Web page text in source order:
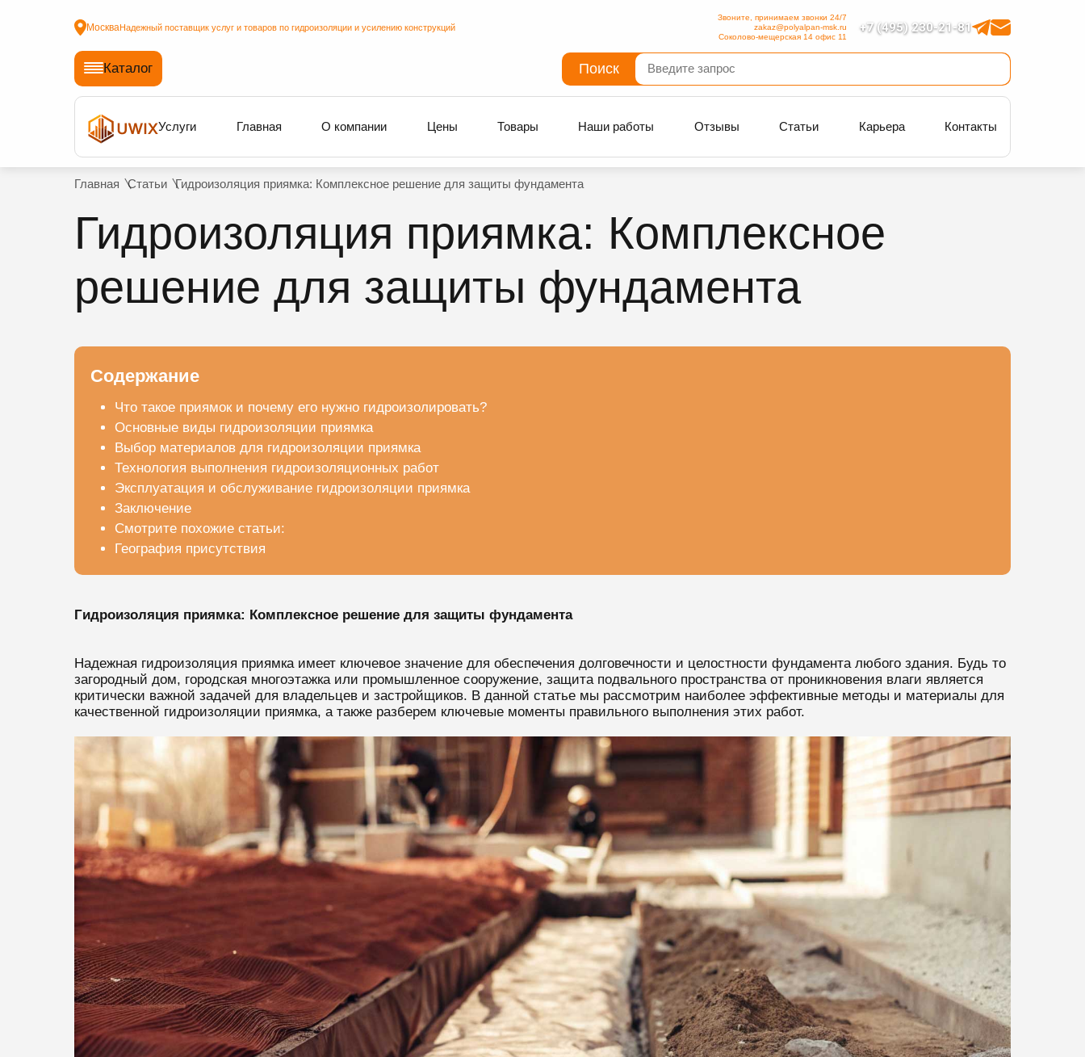
МоскваНадежный поставщик услуг и товаров по гидроизоляции и усилению конструкций +7 (495) 230-21-81
Звоните, принимаем звонки 24/7
zakaz@polyalpan-msk.ru
Соколово-мещерская 14 офис 11
Каталог Поиск
Услуги Главная О компании Цены Товары Наши работы Отзывы Статьи Карьера Контакты
Главная Статьи Гидроизоляция приямка: Комплексное решение для защиты фундамента
Гидроизоляция приямка: Комплексное
решение для защиты фундамента
Содержание
Что такое приямок и почему его нужно гидроизолировать?
Основные виды гидроизоляции приямка
Выбор материалов для гидроизоляции приямка
Технология выполнения гидроизоляционных работ
Эксплуатация и обслуживание гидроизоляции приямка
Заключение
Смотрите похожие статьи:
География присутствия
Гидроизоляция приямка: Комплексное решение для защиты фундамента
Надежная гидроизоляция приямка имеет ключевое значение для обеспечения долговечности и целостности фундамента любого здания. Будь то
загородный дом, городская многоэтажка или промышленное сооружение, защита подвального пространства от проникновения влаги является
критически важной задачей для владельцев и застройщиков. В данной статье мы рассмотрим наиболее эффективные методы и материалы для
качественной гидроизоляции приямка, а также разберем ключевые моменты правильного выполнения этих работ.